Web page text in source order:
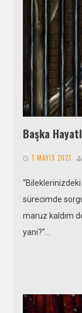
Başka
1 MAYIS 2021
sürecimde
maruz kaldım
yani?”…